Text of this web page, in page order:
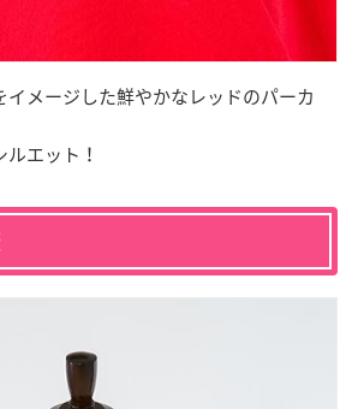
メージした鮮やかなレッドのパーカ
エット！